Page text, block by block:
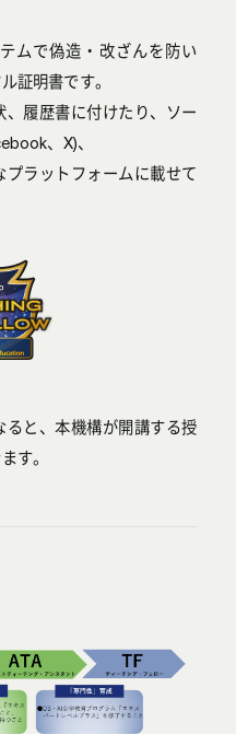
ムで偽造・改ざんを防い
証明書です。
履歴書に付けたり、ソー
、X)、
ラットフォームに載せて
と、本機構が開講する授
す。